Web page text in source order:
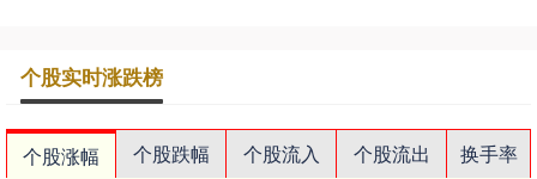
个股实时涨跌榜
个股涨幅 个股跌幅 个股流入 个股流出
换手率